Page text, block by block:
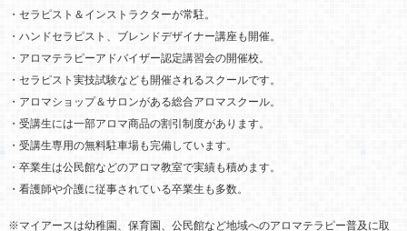
・セラピスト＆インストラクターが常駐。
・ハンドセラピスト、ブレンドデザイナー講座も開催。
・アロマテラピーアドバイザー認定講習会の開催校。
・セラピスト実技試験なども開催されるスクールです。
・アロマショップ＆サロンがある総合アロマスクール。
・受講生には一部アロマ商品の割引制度があります。
・受講生専用の無料駐車場も完備しています。
・卒業生は公民館などのアロマ教室で実績も積めます。
・看護師や介護に従事されている卒業生も多数。
※マイアースは幼稚園、保育園、公民館など地域へのアロマテラピー普及に取